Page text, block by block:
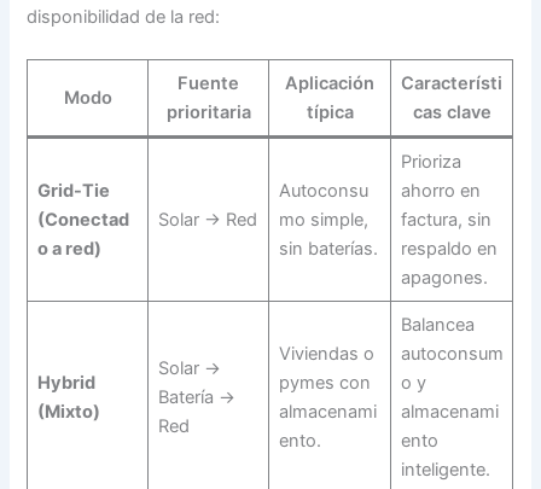
disponibilidad de la red:
Modo
Fuente
prioritaria
Aplicación
típica
Característi
cas clave
Grid-Tie
(Conectad
o a red)
Solar → Red
Autoconsu
mo simple,
sin baterías.
Prioriza
ahorro en
factura, sin
respaldo en
apagones.
Hybrid
(Mixto)
Solar →
Batería →
Red
Viviendas o
pymes con
almacenami
ento.
Balancea
autoconsum
o y
almacenami
ento
inteligente.